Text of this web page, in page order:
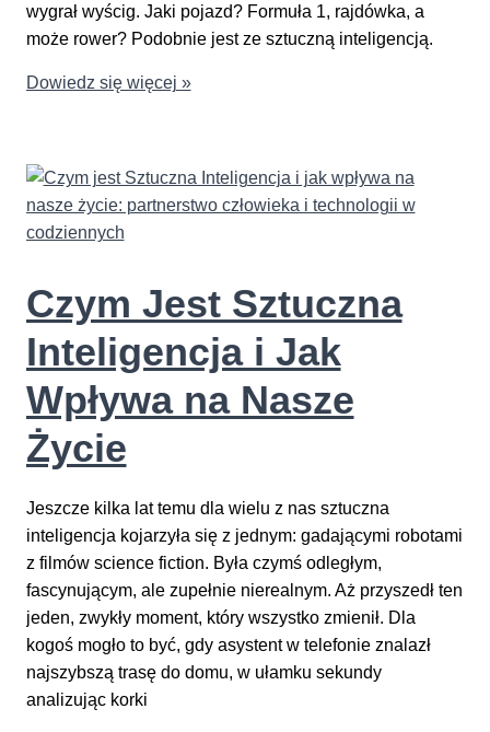
wygrał wyścig. Jaki pojazd? Formuła 1, rajdówka, a
może rower? Podobnie jest ze sztuczną inteligencją.
Jakie
AI
Czym
Się
Siebie
Różnią
(Machine
Learning,
Deep
Learning)
Dowiedz się więcej »
Czym Jest Sztuczna
Inteligencja i Jak
Wpływa na Nasze
Życie
Jeszcze kilka lat temu dla wielu z nas sztuczna
inteligencja kojarzyła się z jednym: gadającymi robotami
z filmów science fiction. Była czymś odległym,
fascynującym, ale zupełnie nierealnym. Aż przyszedł ten
jeden, zwykły moment, który wszystko zmienił. Dla
kogoś mogło to być, gdy asystent w telefonie znalazł
najszybszą trasę do domu, w ułamku sekundy
analizując korki